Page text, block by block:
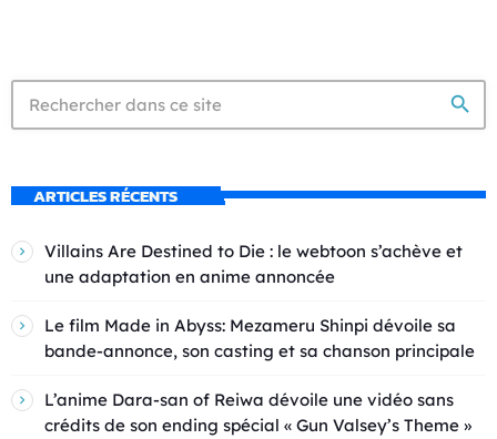
search
ARTICLES RÉCENTS
Villains Are Destined to Die : le webtoon s’achève et
une adaptation en anime annoncée
Le film Made in Abyss: Mezameru Shinpi dévoile sa
bande-annonce, son casting et sa chanson principale
L’anime Dara-san of Reiwa dévoile une vidéo sans
crédits de son ending spécial « Gun Valsey’s Theme »